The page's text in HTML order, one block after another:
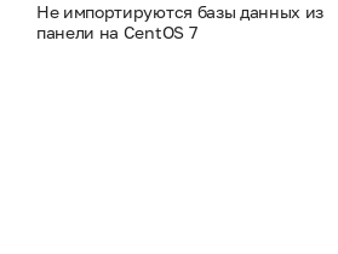
Не импортируются базы данных из
панели на CentOS 7